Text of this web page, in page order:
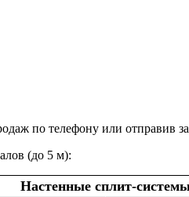
по телефону или отправив
(до 5 м):
Настенные сплит-